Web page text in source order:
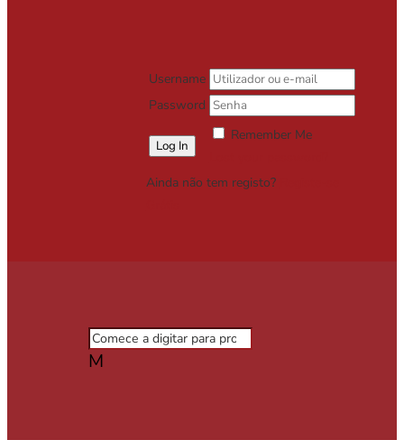
Username
Password
Remember Me
Ainda não tem registo?
M